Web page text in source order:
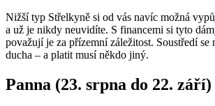
Nižší typ Střelkyně si od vás navíc možná
a už je nikdy neuvidíte. S financemi si tyto
považují je za přízemní záležitost. Soustředí se
ducha – a platit musí někdo jiný.
Panna (23. srpna do 22. září)